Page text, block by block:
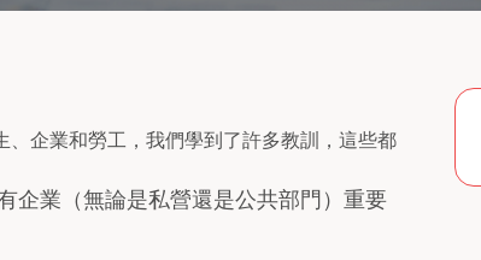
企業和勞工，我們學到了許多教訓，這些都
企業（無論是私營還是公共部門）重要